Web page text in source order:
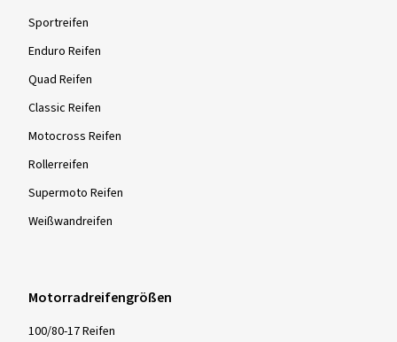
Sportreifen
Enduro Reifen
Quad Reifen
Classic Reifen
Motocross Reifen
Rollerreifen
Supermoto Reifen
Weißwandreifen
Motorradreifengrößen
100/80-17 Reifen